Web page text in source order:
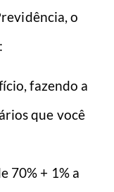
o
fazendo a
que você
70% + 1% a